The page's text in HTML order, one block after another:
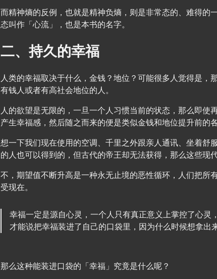
而精神熵的反例，也就是精神负熵，则是非常态的、难得的
态叫作「心流」，也是本书的名字。
二、持久的幸福
人类的幸福取决于什么，金钱？地位？可能很多人觉得是，
有钱人或者有高社会地位的人。
人的欲望是无限的，一旦一个人习惯当前的状态，那么即使
产生幸福感，然后随之而来的便是类似金钱和地位提升前的
想一下我们现在使用的空调、千里之外跟亲人通讯、坐着舒
的人也可以得到的，但古代的帝王却无法获得，那么这些现
不，期望值不断升高是一种永无止境的恶性循环，人们把所
受现在。
幸福一定是源自心灵，一个人只有真正意义上掌控了心灵
才能说把幸福装进了自己的口袋里，因为什么时候想拿出
那么这种能装进口袋的「幸福」究竟是什么呢？